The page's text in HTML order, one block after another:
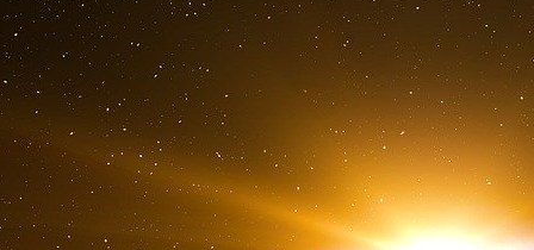
Le mensonge :
le tétanos, la rage, la poliomyélite ont été
La vérité :
ces trois maladies sont des maladies sans
par la voie sanguine.
Le mensonge :
la vaccination ROR a permis de supprimer les